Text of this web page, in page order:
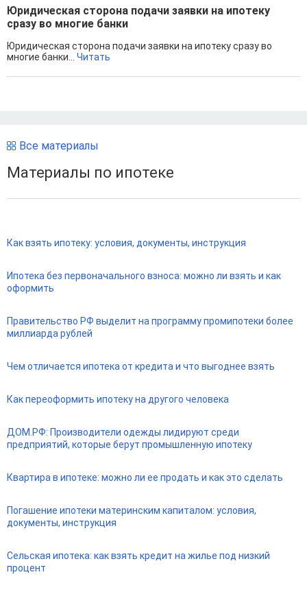
Юридическая сторона подачи заявки на ипотеку
сразу во многие банки
Юридическая сторона подачи заявки на ипотеку сразу во
многие банки... Читать
Все материалы
Материалы по ипотеке
Как взять ипотеку: условия, документы, инструкция
Ипотека без первоначального взноса: можно ли взять и как
оформить
Правительство РФ выделит на программу промипотеки более
миллиарда рублей
Чем отличается ипотека от кредита и что выгоднее взять
Как переоформить ипотеку на другого человека
ДОМ.РФ: Производители одежды лидируют среди
предприятий, которые берут промышленную ипотеку
Квартира в ипотеке: можно ли ее продать и как это сделать
Погашение ипотеки материнским капиталом: условия,
документы, инструкция
Сельская ипотека: как взять кредит на жилье под низкий
процент